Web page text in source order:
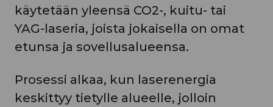
käytetään yleensä CO2-, kuitu- tai
YAG-laseria, joista jokaisella on omat
etunsa ja sovellusalueensa.
Prosessi alkaa, kun laserenergia
keskittyy tietylle alueelle, jolloin